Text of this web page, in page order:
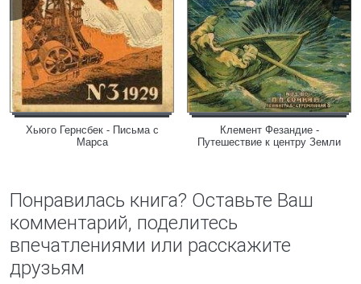
Хьюго Гернсбек - Письма с
Марса
Клемент Фезандие -
Путешествие к центру Земли
Понравилась книга? Оставьте Ваш
комментарий, поделитесь
впечатлениями или расскажите
друзьям